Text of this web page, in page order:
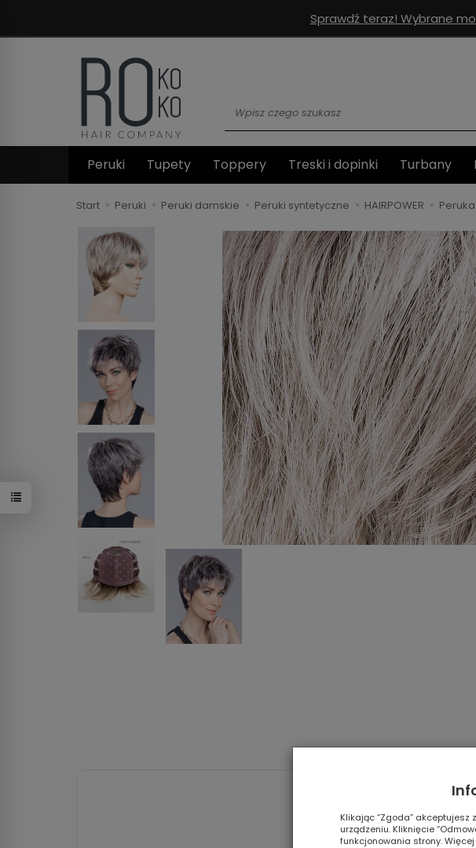
Sprawdź teraz! Wybrane
Peruki Tupety Toppery Treski i dopinki Turbany
Start Peruki Peruki damskie Peruki syntetyczne HAIRPOWER
Klikając “Zgoda”
urządzeniu. Kliknięcie
funkcjonowania strony.